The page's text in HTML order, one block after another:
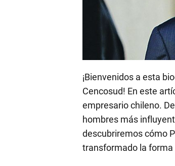
¡Bienvenidos a esta
Cencosud! En este
empresario chileno.
hombres más
descubriremos cómo
transformado la forma